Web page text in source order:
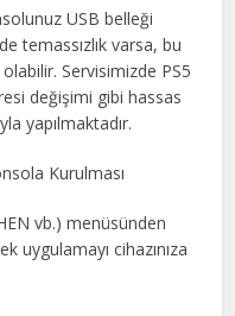
USB belleği
temassızlık varsa, bu
Servisimizde PS5
değişimi gibi hassas
yapılmaktadır.
Kurulması
vb.) menüsünden
uygulamayı cihazınıza